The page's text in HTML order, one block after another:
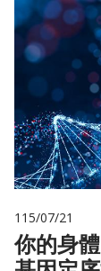
115/07/21
你的身